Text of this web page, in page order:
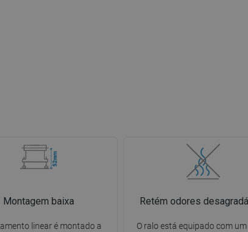
Montagem baixa
linear é montado a
Retém odores
O ralo está equipado com